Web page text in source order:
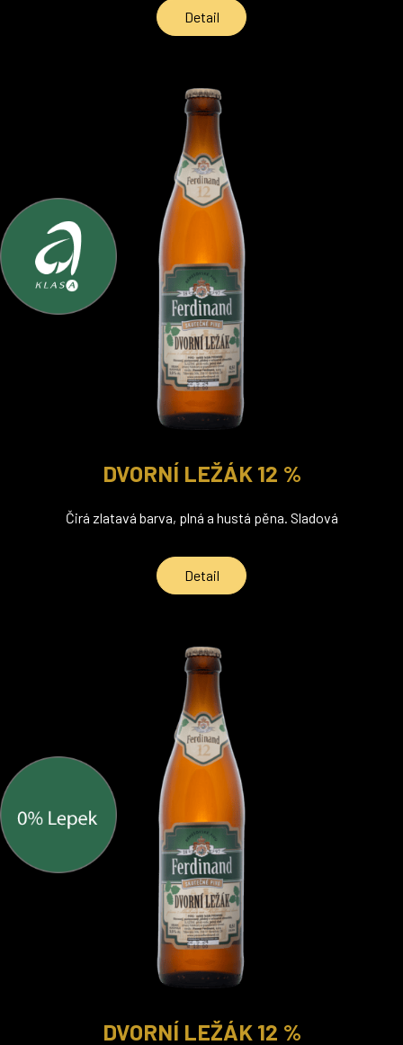
Detail
DVORNÍ LEŽÁK 12 %
Čirá zlatavá barva, plná a hustá pěna. Sladová
Detail
DVORNÍ LEŽÁK 12 %